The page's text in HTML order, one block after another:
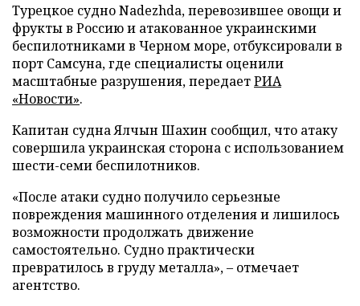
Турецкое судно Nadezhda, перевозившее овощи и
фрукты в Россию и атакованное украинскими
беспилотниками в Черном море, отбуксировали в
порт Самсуна, где специалисты оценили
масштабные разрушения, передаетРИА
«Новости».
Капитан судна Ялчын Шахин сообщил, что атаку
совершила украинская сторона с использованием
шести-семи беспилотников.
«После атаки судно получило серьезные
повреждения машинного отделения и лишилось
возможности продолжать движение
самостоятельно. Судно практически
превратилось в груду металла», – отмечает
агентство.